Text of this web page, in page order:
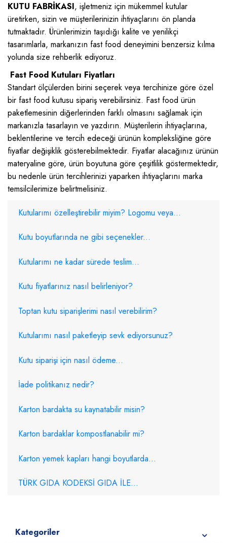
KUTU FABRİKASI, işletmeniz için mükemmel kutular
üretirken, sizin ve müşterilerinizin ihtiyaçlarını ön planda
tutmaktadır. Ürünlerimizin taşıdığı kalite ve yenilikçi
tasarımlarla, markanızın fast food deneyimini benzersiz kılma
yolunda size rehberlik ediyoruz.
Fast Food Kutuları Fiyatları
Standart ölçülerden birini seçerek veya tercihinize göre özel
bir fast food kutusu sipariş verebilirsiniz. Fast food ürün
paketlemesinin diğerlerinden farklı olmasını sağlamak için
markanızla tasarlayın ve yazdırın. Müşterilerin ihtiyaçlarına,
beklentilerine ve tercih edeceği ürünün kompleksliğine göre
fiyatlar değişiklik gösterebilmektedir. Fiyatlar alacağınız ürünün
materyaline göre, ürün boyutuna göre çeşitlilik göstermektedir,
bu nedenle ürün tercihlerinizi yaparken ihtiyaçlarını marka
temsilcilerimize belirtmelisiniz.
Kutularımı özelleştirebilir miyim? Logomu veya...
Kutu boyutlarında ne gibi seçenekler...
Kutularımı ne kadar sürede teslim...
Kutu fiyatlarınız nasıl belirleniyor?
Toptan kutu siparişlerimi nasıl verebilirim?
Kutularımı nasıl paketleyip sevk ediyorsunuz?
Kutu siparişi için nasıl ödeme...
İade politikanız nedir?
Karton bardakta su kaynatabilir misin?
Karton bardaklar kompostlanabilir mi?
Karton yemek kapları hangi boyutlarda...
TÜRK GIDA KODEKSİ GIDA İLE...
Kategoriler